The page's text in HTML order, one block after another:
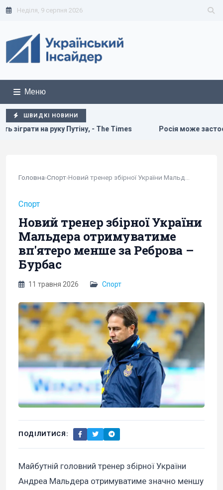
Неділя, 9 серпня 2026
Меню
ШВИДКІ НОВИНИ
Times Росія може застосувати ядерну зброю проти
Головна›Спорт›
Спорт
Новий тренер збірної України
Мальдера отримуватиме
вп'ятеро менше за Реброва –
Бурбас
11 травня 2026 Спорт
ПОДІЛИТИСЯ:
Майбутній головний тренер збірної України
Андреа Мальдера отримуватиме значно меншу